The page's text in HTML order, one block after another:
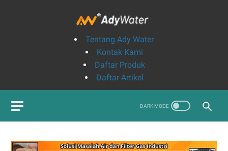
Tentang Ady Water
Kontak Kami
Daftar Produk
Daftar Artikel